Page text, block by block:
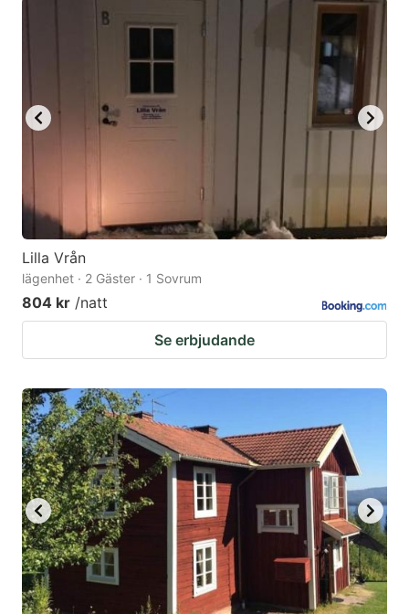
Lilla Vrån
lägenhet · 2 Gäster · 1 Sovrum
804 kr /natt
Se erbjudande